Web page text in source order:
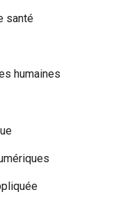
santé
humaines